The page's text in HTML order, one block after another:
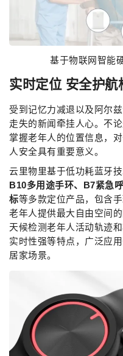
基于物联网智能
实时定位 安全护航
受到记忆力减退以及阿尔
走失的新闻牵挂人心。不
掌握老年人的位置信息，
人安全具有重要意义。
云里物里基于低功耗蓝牙
B10多用途手环、B7紧急
标等多款定位产品，包含
老年人提供最大自由空间
天候检测老年人活动轨迹
实时性强等特点，广泛应
居家场景。